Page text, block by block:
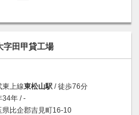
字田甲貸工場
東上線東松山駅 / 徒歩76分
34年 / -
県比企郡吉見町16-10